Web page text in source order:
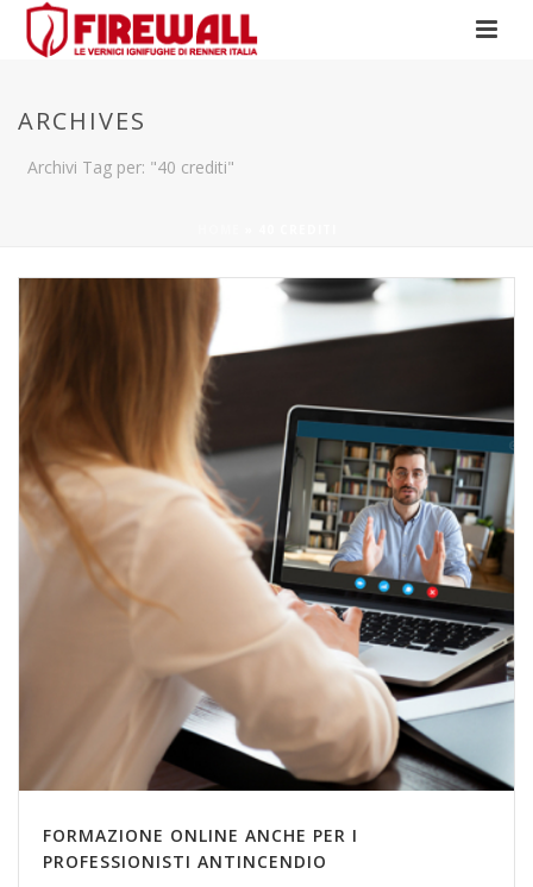
ARCHIVES
Archivi Tag per: "40 crediti"
FORMAZIONE ONLINE ANCHE PER I
PROFESSIONISTI ANTINCENDIO